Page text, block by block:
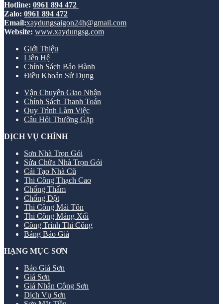
Hotline: 0961 894 472
Zalo: 0961 894 472
Email:xaydungsaigon24h@gmail.com
Website: www.xaydungsg.com
Giới Thiệu
Liên Hệ
Chính Sách Bảo Hành
Điều Khoản Sử Dụng
Vận Chuyển Giao Nhận
Chính Sách Thanh Toán
Quy Trình Làm Việc
Câu Hỏi Thường Gặp
DỊCH VỤ CHÍNH
Sơn Nhà Trọn Gói
Sửa Chữa Nhà Trọn Gói
Cải Tạo Nhà Cũ
Thi Công Thạch Cao
Chống Thấm
Chống Dột
Thi Công Mái Tôn
Thi Công Máng Xối
Công Trình Thi Công
Bảng Báo Giá
HẠNG MỤC SƠN
Báo Giá Sơn
Giá Sơn
Giá Nhân Công Sơn
Dịch Vụ Sơn